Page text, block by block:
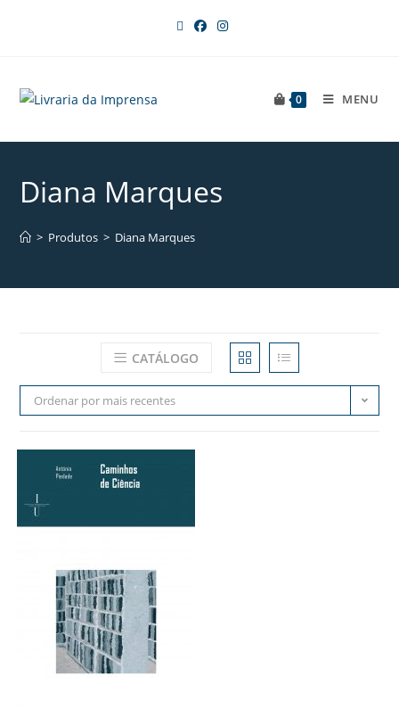
0 MENU
Diana Marques
> Produtos > Diana Marques
CATÁLOGO
Ordenar por mais recentes